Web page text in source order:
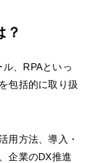
？
、RPAといっ
包括的に取り扱
用方法、導入・
企業のDX推進